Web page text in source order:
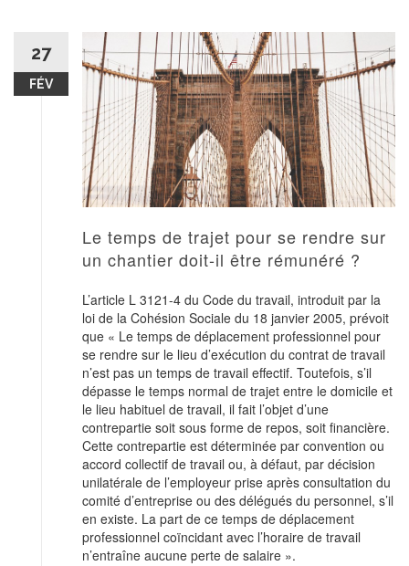
27
FÉV
Le temps de trajet pour se rendre sur
un chantier doit-il être rémunéré ?
L’article L 3121-4 du Code du travail, introduit par la
loi de la Cohésion Sociale du 18 janvier 2005, prévoit
que « Le temps de déplacement professionnel pour
se rendre sur le lieu d’exécution du contrat de travail
n’est pas un temps de travail effectif. Toutefois, s’il
dépasse le temps normal de trajet entre le domicile et
le lieu habituel de travail, il fait l’objet d’une
contrepartie soit sous forme de repos, soit financière.
Cette contrepartie est déterminée par convention ou
accord collectif de travail ou, à défaut, par décision
unilatérale de l’employeur prise après consultation du
comité d’entreprise ou des délégués du personnel, s’il
en existe. La part de ce temps de déplacement
professionnel coïncidant avec l’horaire de travail
n’entraîne aucune perte de salaire ».